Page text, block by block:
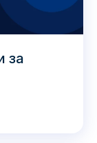
за